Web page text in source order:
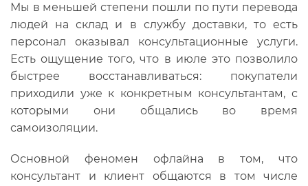
Мы в меньшей степени пошли по пути перевода
людей на склад и в службу доставки, то есть
персонал оказывал консультационные услуги.
Есть ощущение того, что в июле это позволило
быстрее восстанавливаться: покупатели
приходили уже к конкретным консультантам, с
которыми они общались во время
самоизоляции.
Основной феномен офлайна в том, что
консультант и клиент общаются в том числе